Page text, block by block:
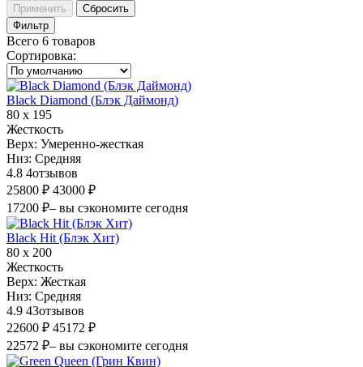
Применить
Сбросить
Фильтр
Всего 6 товаров
Сортировка:
Black Diamond (Блэк Даймонд)
80 х 195
Жесткость
Верх: Умеренно-жесткая
Низ: Средняя
4.8 4отзывов
25800 ₽ 43000 ₽
17200 ₽– вы сэкономите сегодня
Black Hit (Блэк Хит)
80 х 200
Жесткость
Верх: Жесткая
Низ: Средняя
4.9 43отзывов
22600 ₽ 45172 ₽
22572 ₽– вы сэкономите сегодня